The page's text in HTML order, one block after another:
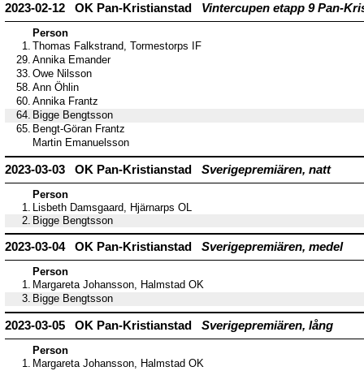
2023-02-12 OK Pan-Kristianstad Vintercupen etapp 9 Pan-
Person
1.
Thomas Falkstrand, Tormestorps IF
29. Annika Emander
33. Owe Nilsson
58. Ann Öhlin
60. Annika Frantz
64. Bigge Bengtsson
65. Bengt-Göran Frantz
Martin Emanuelsson
2023-03-03 OK Pan-Kristianstad Sverigepremiären, natt
Person
1. Lisbeth Damsgaard, Hjärnarps OL
2. Bigge Bengtsson
2023-03-04 OK Pan-Kristianstad Sverigepremiären, medel
Person
1. Margareta Johansson, Halmstad OK
3. Bigge Bengtsson
2023-03-05 OK Pan-Kristianstad Sverigepremiären, lång
Person
1. Margareta Johansson, Halmstad OK